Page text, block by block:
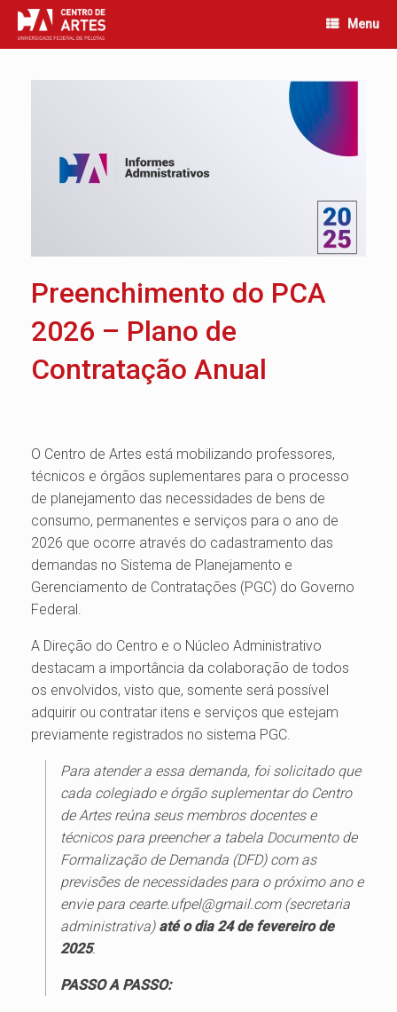
Skip
content
Menu
Preenchimento do PCA
2026 – Plano de
Contratação Anual
O Centro de Artes está mobilizando professores,
técnicos e órgãos suplementares para o processo
de planejamento das necessidades de bens de
consumo, permanentes e serviços para o ano de
2026 que ocorre através do cadastramento das
demandas no Sistema de Planejamento e
Gerenciamento de Contratações (PGC) do Governo
Federal.
A Direção do Centro e o Núcleo Administrativo
destacam a importância da colaboração de todos
os envolvidos, visto que, somente será possível
adquirir ou contratar itens e serviços que estejam
previamente registrados no sistema PGC.
Para atender a essa demanda, foi solicitado que
cada colegiado e órgão suplementar do Centro
de Artes reúna seus membros docentes e
técnicos para preencher a tabela Documento de
Formalização de Demanda (DFD) com as
previsões de necessidades para o próximo ano e
envie para cearte.ufpel@gmail.com (secretaria
administrativa) até o dia 24 de fevereiro de
2025.
PASSO A PASSO: